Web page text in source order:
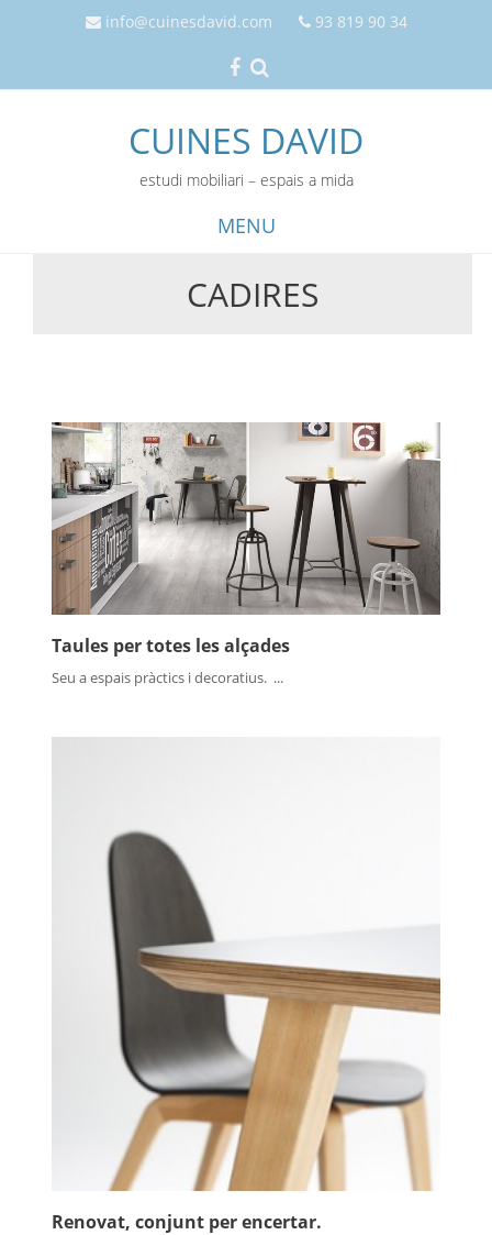
info@cuinesdavid.com 93 819 90 34
CUINES DAVID
estudi mobiliari – espais a mida
MENU
CADIRES
Taules per totes les alçades
Seu a espais pràctics i decoratius. ...
Renovat, conjunt per encertar.